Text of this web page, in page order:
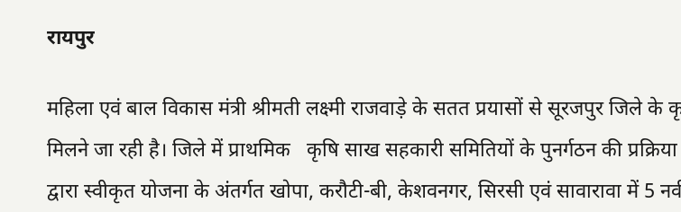
रायपुर
महिला एवं बाल विकास मंत्री श्रीमती लक्ष्मी राजवाड़े के सतत प्रयासों से सूरजपुर जिले के
मिलने जा रही है। जिले में प्राथमिक कृषि साख सहकारी समितियों के पुनर्गठन की प्रक्रिया
द्वारा स्वीकृत योजना के अंतर्गत खोपा, करौटी-बी, केशवनगर, सिरसी एवं सावारावा में 5